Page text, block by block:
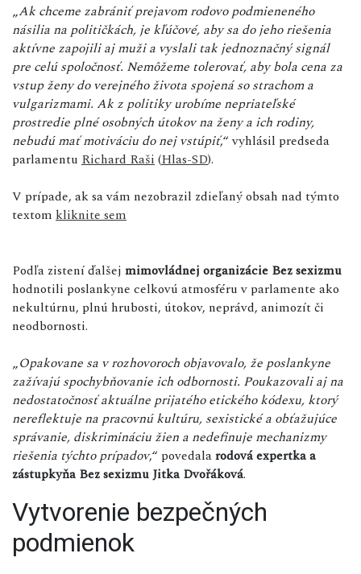
„Ak chceme zabrániť prejavom rodovo podmieneného
násilia na političkách, je kľúčové, aby sa do jeho riešenia
aktívne zapojili aj muži a vyslali tak jednoznačný signál
pre celú spoločnosť. Nemôžeme tolerovať, aby bola cena za
vstup ženy do verejného života spojená so strachom a
vulgarizmami. Ak z politiky urobíme nepriateľské
prostredie plné osobných útokov na ženy a ich rodiny,
nebudú mať motiváciu do nej vstúpiť,“ vyhlásil predseda
parlamentu Richard Raši (Hlas-SD).
V prípade, ak sa vám nezobrazil zdieľaný obsah nad týmto
textom kliknite sem
Podľa zistení ďalšej mimovládnej organizácie Bez sexizmu
hodnotili poslankyne celkovú atmosféru v parlamente ako
nekultúrnu, plnú hrubosti, útokov, neprávd, animozít či
neodbornosti.
„Opakovane sa v rozhovoroch objavovalo, že poslankyne
zažívajú spochybňovanie ich odbornosti. Poukazovali aj na
nedostatočnosť aktuálne prijatého etického kódexu, ktorý
nereflektuje na pracovnú kultúru, sexistické a obťažujúce
správanie, diskrimináciu žien a nedefinuje mechanizmy
riešenia týchto prípadov,“ povedalarodová expertka a
zástupkyňa Bez sexizmu Jitka Dvořáková.
Vytvorenie bezpečných
podmienok